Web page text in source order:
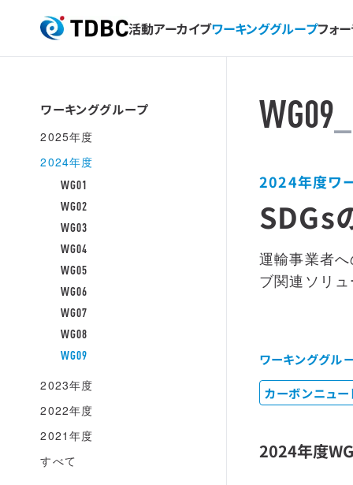
TDBC 活動アーカイブワーキンググループフォ
WG09
2024年度ワ
SDGs
運輸事業者
ブ関連ソリ
ワーキンググル
カーボンニュー
2024年度
ワーキンググループ
2025年度
2024年度
WG01
WG02
WG03
WG04
WG05
WG06
WG07
WG08
WG09
2023年度
2022年度
2021年度
すべて